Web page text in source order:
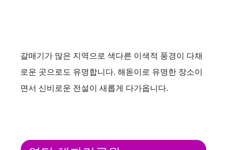
갈매기가 많은 지역으로 색다른 이색적 풍경이 다채
로운 곳으로도 유명합니다. 해돋이로 유명한 장소이
면서 신비로운 전설이 새롭게 다가옵니다.